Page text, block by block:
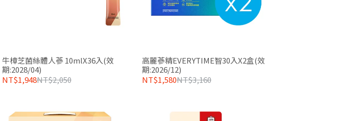
牛樟芝菌絲體人蔘 10mlX36入(效
期:2028/04)
NT$1,948NT$2,050
高麗蔘精EVERYTIME智30入X2盒(效
期:2026/12)
NT$1,580NT$3,160